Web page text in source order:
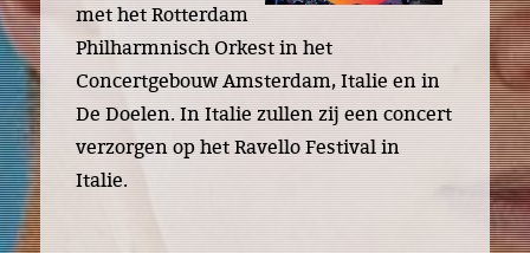
MEDIA
CONTACT
met het Rotterdam
Philharmnisch Orkest in het
Concertgebouw Amsterdam, Italie en in
De Doelen. In Italie zullen zij een concert
verzorgen op het Ravello Festival in
Italie.